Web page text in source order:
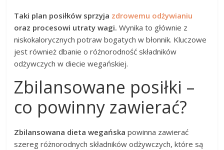
Taki plan posiłków sprzyja zdrowemu odżywianiu
oraz procesowi utraty wagi. Wynika to głównie z
niskokalorycznych potraw bogatych w błonnik. Kluczowe
jest również dbanie o różnorodność składników
odżywczych w diecie wegańskiej.
Zbilansowane posiłki –
co powinny zawierać?
Zbilansowana dieta wegańska powinna zawierać
szereg różnorodnych składników odżywczych, które są